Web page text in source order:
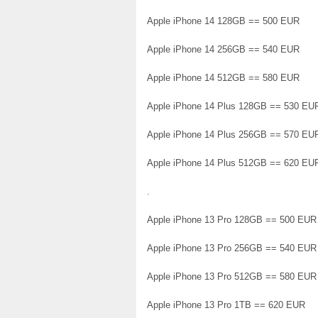
Apple iPhone 14 128GB == 500 EUR
Apple iPhone 14 256GB == 540 EUR
Apple iPhone 14 512GB == 580 EUR
Apple iPhone 14 Plus 128GB == 530
Apple iPhone 14 Plus 256GB == 570
Apple iPhone 14 Plus 512GB == 620
Apple iPhone 13 Pro 128GB == 500 EUR
Apple iPhone 13 Pro 256GB == 540 EUR
Apple iPhone 13 Pro 512GB == 580 EUR
Apple iPhone 13 Pro 1TB == 620 EUR